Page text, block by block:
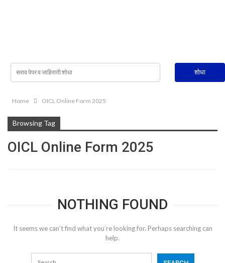
Home OICL Online Form 2025
Browsing Tag
OICL Online Form 2025
NOTHING FOUND
It seems we can’t find what you’re looking for. Perhaps searching can
help.